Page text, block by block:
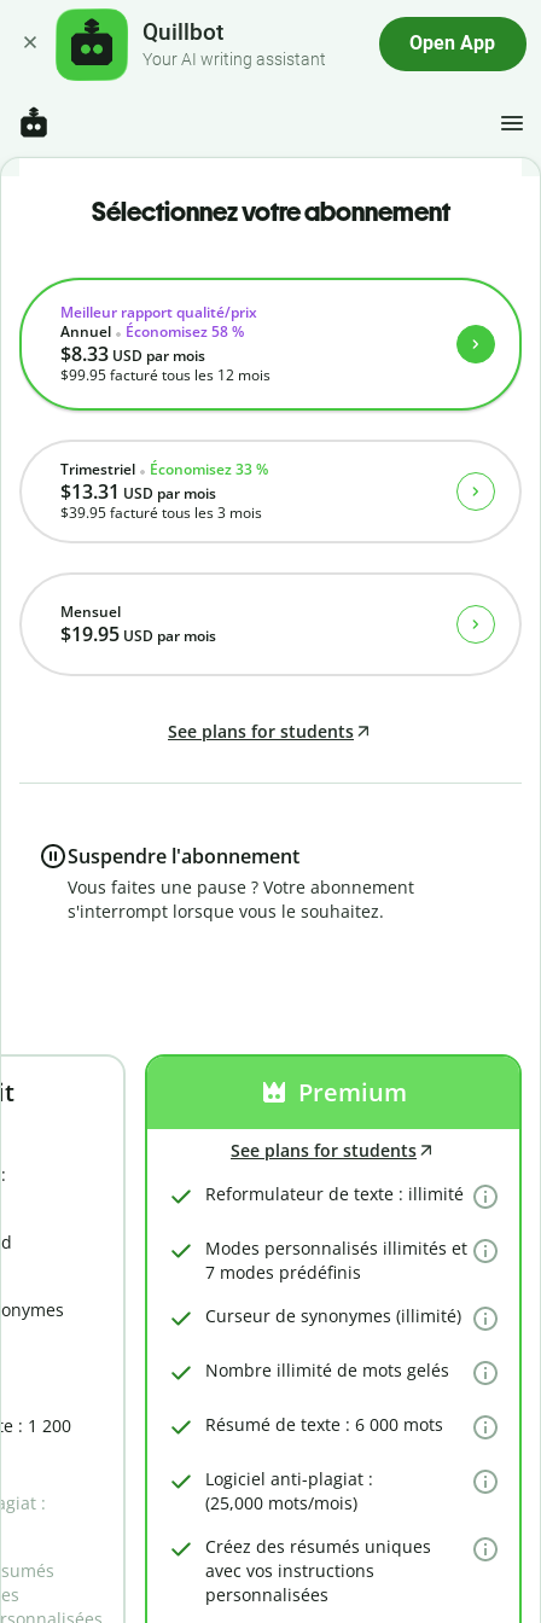
Quillbot
Your AI writing assistant
Open App
: 1 200
:
Premium
See plans for students
Reformulateur de texte : illimité
Modes personnalisés illimités et
7 modes prédéfinis
Curseur de synonymes (illimité)
Nombre illimité de mots gelés
Résumé de texte : 6 000 mots
Logiciel anti-plagiat :
(25,000 mots/mois)
Créez des résumés uniques
avec vos instructions
personnalisées
Sélectionnez votre abonnement
Mensuel
$19.95 USD par mois
Trimestriel Économisez 33 %
$13.31 USD par mois
$39.95facturé tous les 3 mois
Meilleur rapport qualité/prix
Annuel
Économisez 58 %
$8.33 USD par mois
$99.95facturé tous les 12 mois
See plans for students
Suspendre l'abonnement
Vous faites une pause ? Votre abonnement
s'interrompt lorsque vous le souhaitez.